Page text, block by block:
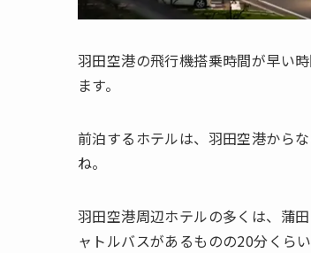
羽田空港の飛行機搭乗時間が早い
ます。
前泊するホテルは、羽田空港から
ね。
羽田空港周辺ホテルの多くは、蒲
ャトルバスがあるものの20分くら